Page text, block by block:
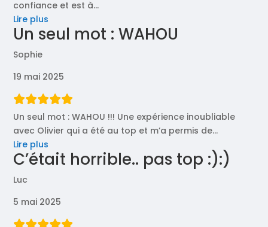
confiance et est à…
Lire plus
pédagogue! »
Un seul mot : WAHOU
Sophie
19 mai 2025
Un seul mot : WAHOU !!! Une expérience inoubliable
avec Olivier qui a été au top et m’a permis de…
Lire plus
seul
WAHOU »
C’était horrible.. pas top :):)
Luc
5 mai 2025